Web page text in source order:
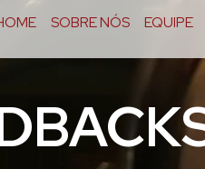
SOBRE NÓS EQUIPE